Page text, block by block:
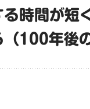
時間が短
100年後